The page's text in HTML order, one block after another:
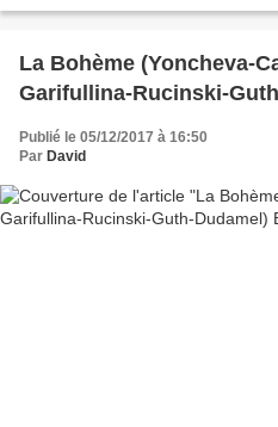
La Bohème (Yoncheva-
Garifullina-Rucinski-
Publié le 05/12/2017 à 16:50
Par David